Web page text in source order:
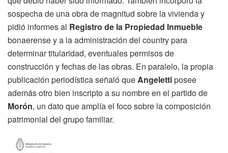
sospecha de una obra de magnitud sobre la vivienda y
pidió informes al Registro de la Propiedad Inmueble
bonaerense y a la administración del country para
determinar titularidad, eventuales permisos de
construcción y fechas de las obras. En paralelo, la propia
publicación periodística señaló queAngelettiposee
además otro bien inscripto a su nombre en el partido de
Morón, un dato que amplía el foco sobre la composición
patrimonial del grupo familiar.